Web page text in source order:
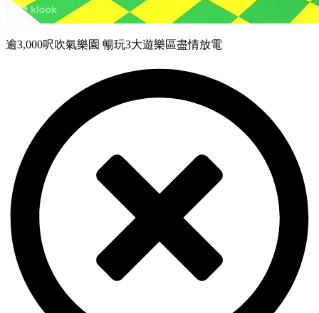
逾3,000呎吹氣樂園 暢玩3大遊樂區盡情放電